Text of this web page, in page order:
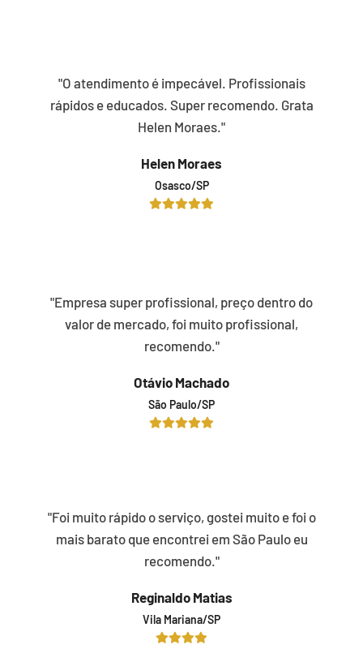
"O atendimento é impecável. Profissionais
rápidos e educados. Super recomendo. Grata
Helen Moraes."
Helen Moraes
Osasco/SP
"Empresa super profissional, preço dentro do
valor de mercado, foi muito profissional,
recomendo."
Otávio Machado
São Paulo/SP
"Foi muito rápido o serviço, gostei muito e foi o
mais barato que encontrei em São Paulo eu
recomendo."
Reginaldo Matias
Vila Mariana/SP